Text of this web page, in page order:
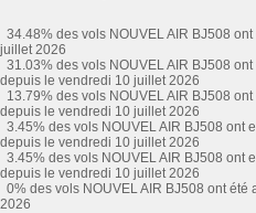
34.48% des vols NOUVEL AIR BJ508
juillet 2026
31.03% des vols NOUVEL AIR BJ508
depuis le vendredi 10 juillet 2026
13.79% des vols NOUVEL AIR BJ508
depuis le vendredi 10 juillet 2026
3.45% des vols NOUVEL AIR BJ508 ont
depuis le vendredi 10 juillet 2026
3.45% des vols NOUVEL AIR BJ508 ont
depuis le vendredi 10 juillet 2026
0% des vols NOUVEL AIR BJ508 ont
2026